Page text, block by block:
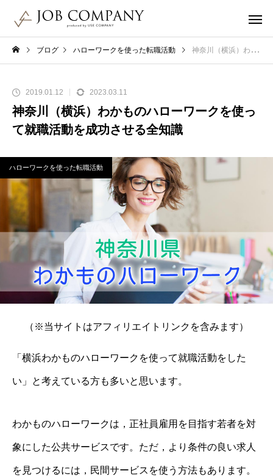
ブログ ハローワークを使った転職活動 神奈川（横浜）わかものハローワークを使って就職活動を成功させる全知識
2019.01.12 2023.03.11
神奈川（横浜）わかものハローワークを使っ
て就職活動を成功させる全知識
ハローワークを使った転職活動
（※当サイトはアフィリエイトリンクを含みます）
「横浜わかものハローワークを使って就職活動をした
い」と考えている方も多いと思います。
わかものハローワークは，正社員雇用を目指す若者を対
象にした公共サービスです。ただ，より条件の良い求人
を見つけるには，民間サービスを使う方法もあります。